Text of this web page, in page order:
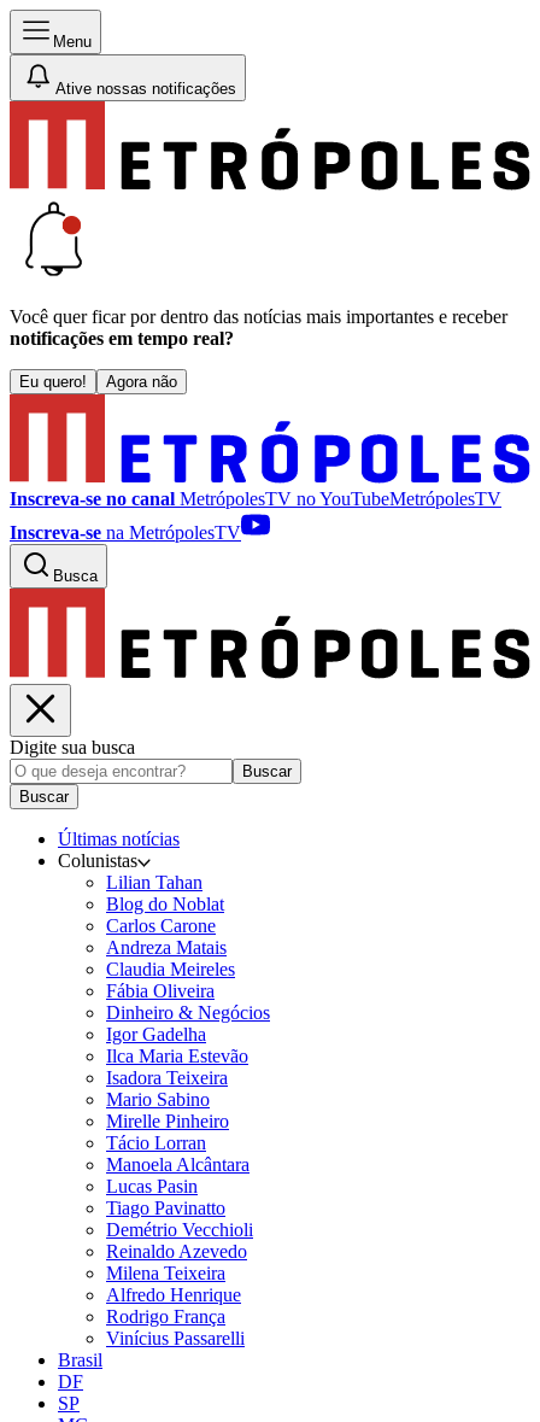
Menu
Ative nossas notificações
Você quer ficar por dentro das notícias mais importantes e receber
notificações em tempo real?
Eu quero! Agora não
Inscreva-se no canal MetrópolesTV noYouTubeMetrópolesTV
Inscreva-se na MetrópolesTV
Busca
Digite sua busca
Buscar
Buscar
Últimas notícias
Colunistas
Lilian Tahan
Blog do Noblat
Carlos Carone
Andreza Matais
Claudia Meireles
Fábia Oliveira
Dinheiro & Negócios
Igor Gadelha
Ilca Maria Estevão
Isadora Teixeira
Mario Sabino
Mirelle Pinheiro
Tácio Lorran
Manoela Alcântara
Lucas Pasin
Tiago Pavinatto
Demétrio Vecchioli
Reinaldo Azevedo
Milena Teixeira
Alfredo Henrique
Rodrigo França
Vinícius Passarelli
Brasil
DF
SP